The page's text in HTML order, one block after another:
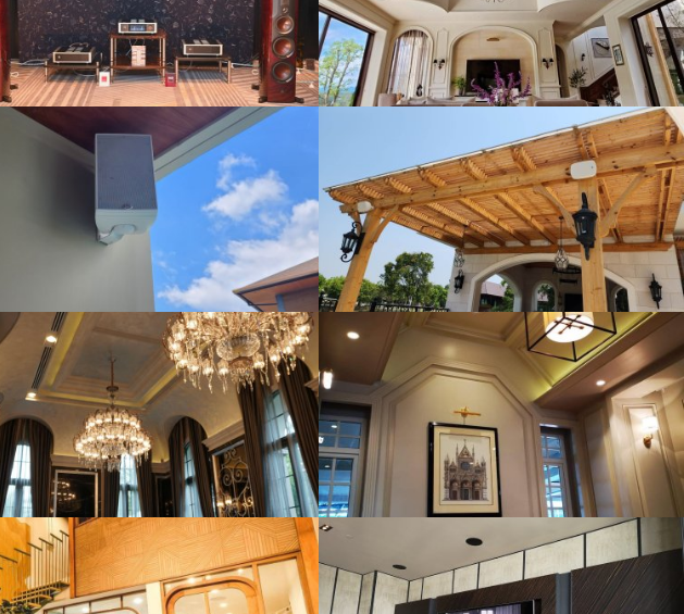
3874 View
Multiroom Audio 4 Zone/4source
4257 View
SHOWROOM RAMINDRA
5346 View
ANANDA ASHTON SILOM